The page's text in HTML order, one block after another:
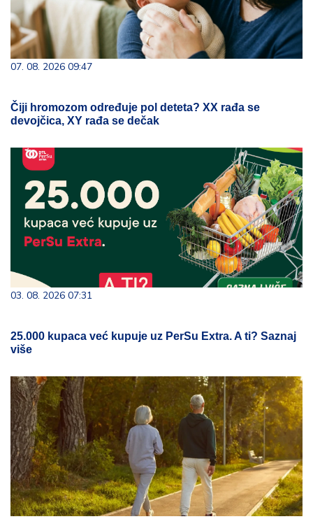
07. 08. 2026 09:47
Čiji hromozom određuje pol deteta? XX rađa se
devojčica, XY rađa se dečak
03. 08. 2026 07:31
25.000 kupaca već kupuje uz PerSu Extra. A ti? Saznaj
više